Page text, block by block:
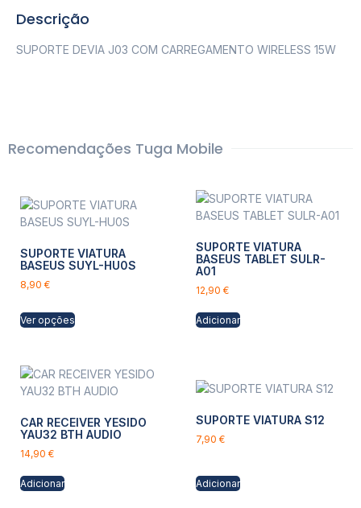
Descrição
SUPORTE DEVIA J03 COM CARREGAMENTO WIRELESS 15W
Recomendações Tuga Mobile
SUPORTE VIATURA
BASEUS SUYL-HU0S
8,90 €
Ver opções
SUPORTE VIATURA
BASEUS TABLET SULR-
A01
12,90 €
Adicionar
CAR RECEIVER YESIDO
YAU32 BTH AUDIO
14,90 €
Adicionar
SUPORTE VIATURA S12
7,90 €
Adicionar